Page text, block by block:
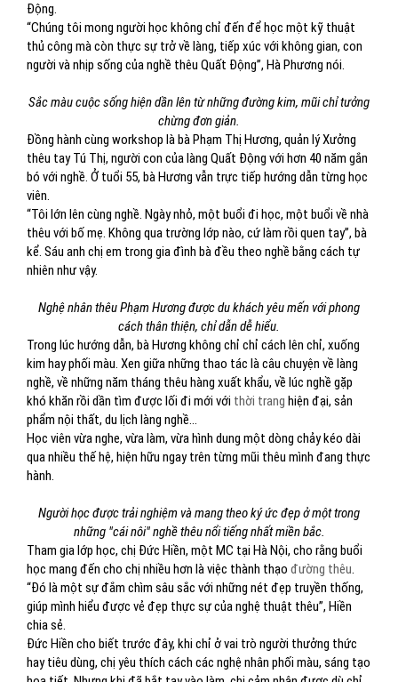
Động.
“Chúng tôi mong người học không chỉ đến để học một kỹ thuật
thủ công mà còn thực sự trở về làng, tiếp xúc với không gian, con
người và nhịp sống của nghề thêu Quất Động”, Hà Phương nói.
Sắc màu cuộc sống hiện dần lên từ những đường kim, mũi chỉ tưởng
chừng đơn giản.
Đồng hành cùng workshop là bà Phạm Thị Hương, quản lý Xưởng
thêu tay Tú Thị, người con của làng Quất Động với hơn 40 năm gắn
bó với nghề. Ở tuổi 55, bà Hương vẫn trực tiếp hướng dẫn từng học
viên.
“Tôi lớn lên cùng nghề. Ngày nhỏ, một buổi đi học, một buổi về nhà
thêu với bố mẹ. Không qua trường lớp nào, cứ làm rồi quen tay”, bà
kể. Sáu anh chị em trong gia đình bà đều theo nghề bằng cách tự
nhiên như vậy.
Nghệ nhân thêu Phạm Hương được du khách yêu mến với phong
cách thân thiện, chỉ dẫn dễ hiểu.
Trong lúc hướng dẫn, bà Hương không chỉ chỉ cách lên chỉ, xuống
kim hay phối màu. Xen giữa những thao tác là câu chuyện về làng
nghề, về những năm tháng thêu hàng xuất khẩu, về lúc nghề gặp
khó khăn rồi dần tìm được lối đi mới với thời trang hiện đại, sản
phẩm nội thất, du lịch làng nghề...
Học viên vừa nghe, vừa làm, vừa hình dung một dòng chảy kéo dài
qua nhiều thế hệ, hiện hữu ngay trên từng mũi thêu mình đang thực
hành.
Người học được trải nghiệm và mang theo ký ức đẹp ở một trong
những "cái nôi" nghề thêu nổi tiếng nhất miền bắc.
Tham gia lớp học, chị Đức Hiền, một MC tại Hà Nội, cho rằng buổi
học mang đến cho chị nhiều hơn là việc thành thạo đường thêu.
“Đó là một sự đắm chìm sâu sắc với những nét đẹp truyền thống,
giúp mình hiểu được vẻ đẹp thực sự của nghệ thuật thêu”, Hiền
chia sẻ.
Đức Hiền cho biết trước đây, khi chỉ ở vai trò người thưởng thức
hay tiêu dùng, chị yêu thích cách các nghệ nhân phối màu, sáng tạo